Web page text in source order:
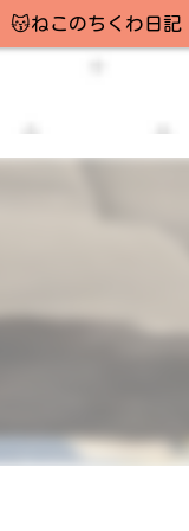
😽ねこのちくわ日記